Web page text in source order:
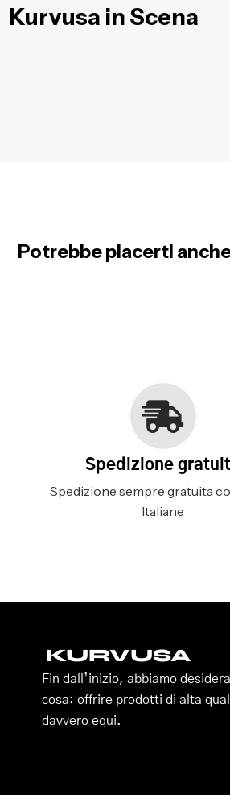
Kurvusa in Scena
Potrebbe piacerti
Spedizione
Spedizione sempre gratuita
Italiane
KURVUSA
Fin dall’inizio, abbiamo
cosa: offrire prodotti di alta
davvero equi.